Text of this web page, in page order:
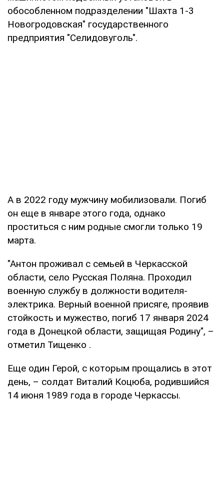
обособленном подразделении "Шахта 1-3
Новогродовская" государственного
предприятия "Селидовуголь".
А в 2022 году мужчину мобилизовали. Погиб
он еще в январе этого года, однако
проститься с ним родные смогли только 19
марта.
"Антон проживал с семьей в Черкасской
области, село Русская Поляна. Проходил
военную службу в должности водителя-
электрика. Верный военной присяге, проявив
стойкость и мужество, погиб 17 января 2024
года в Донецкой области, защищая Родину", –
отметил Тищенко .
Еще один Герой, с которым прощались в этот
день, – солдат Виталий Коцюба, родившийся
14 июня 1989 года в городе Черкассы.